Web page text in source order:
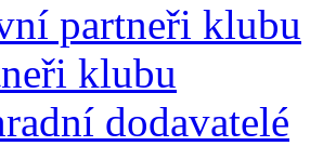
partneři klubu
klubu
dodavatelé